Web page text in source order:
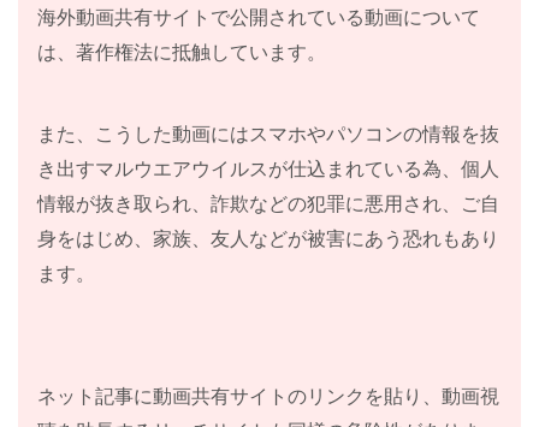
１
１
２
話
「雪山に消えたネックレス」
１
海外動画共有サイトで公開されている動画について
は、著作権法に抵触しています。
また、こうした動画にはスマホやパソコンの情報を抜
き出すマルウエアウイルスが仕込まれている為、個人
情報が抜き取られ、詐欺などの犯罪に悪用され、ご自
身をはじめ、家族、友人などが被害にあう恐れもあり
ます。
ネット記事に動画共有サイトのリンクを貼り、動画視